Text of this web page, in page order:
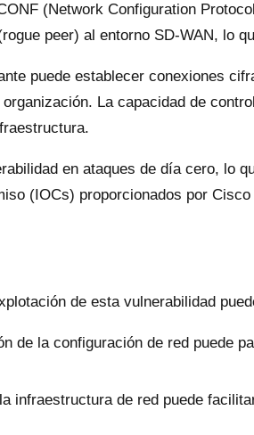
(Network Configuration
peer) al entorno SD-WAN, lo
puede establecer conexiones
La capacidad de
en ataques de día cero, lo
(IOCs) proporcionados por
de esta vulnerabilidad
de la configuración de red puede
infraestructura de red puede